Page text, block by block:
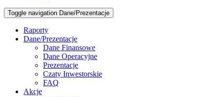
Toggle navigation Dane/Prezentacje
Raporty
Dane/Prezentacje
Dane Finansowe
Dane Operacyjne
Prezentacje
Czaty Inwestorskie
FAQ
Akcje